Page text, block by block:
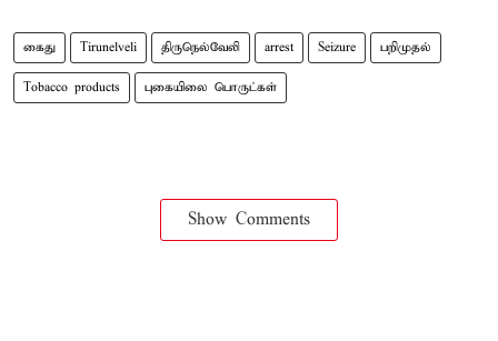
கைது Tirunelveli திருநெல்வேலி arrest Seizure பறிமுதல்
Tobacco products புகையிலை பொருட்கள்
Show Comments